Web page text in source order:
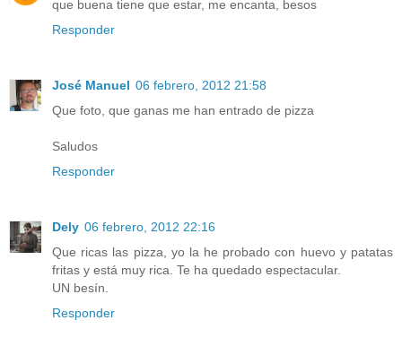
que buena tiene que estar, me encanta, besos
Responder
José Manuel 06 febrero, 2012 21:58
Que foto, que ganas me han entrado de pizza
Saludos
Responder
Dely 06 febrero, 2012 22:16
Que ricas las pizza, yo la he probado con huevo y patatas
fritas y está muy rica. Te ha quedado espectacular.
UN besín.
Responder